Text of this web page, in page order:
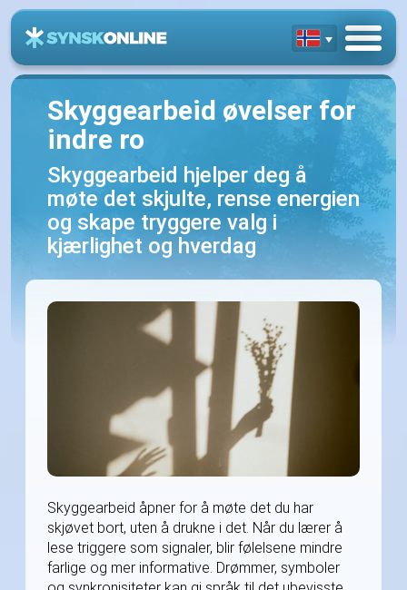
Skyggearbeid øvelser for
indre ro
Skyggearbeid hjelper deg å
møte det skjulte, rense energien
og skape tryggere valg i
kjærlighet og hverdag
Skyggearbeid åpner for å møte det du har
skjøvet bort, uten å drukne i det. Når du lærer å
lese triggere som signaler, blir følelsene mindre
farlige og mer informative. Drømmer, symboler